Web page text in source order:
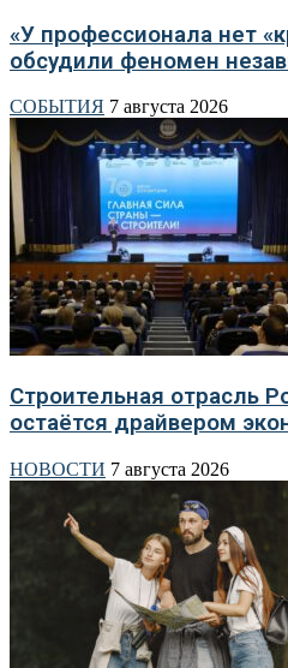
«У профессионала нет
обсудили феномен
СОБЫТИЯ 7 августа 2026
Строительная отрасль
остаётся драйвером
НОВОСТИ 7 августа 2026